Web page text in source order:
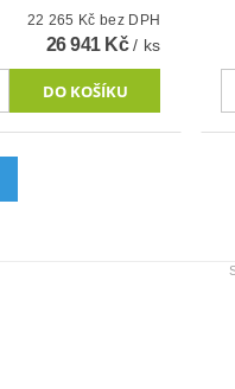
22 265 Kč bez DPH
26 941 Kč/ ks